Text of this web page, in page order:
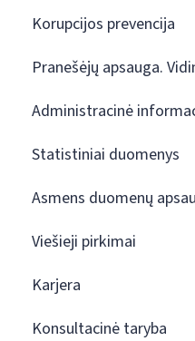
Korupcijos prevencija
Pranešėjų apsauga.
Administracinė
Statistiniai duomenys
Asmens duomenų
Viešieji pirkimai
Karjera
Konsultacinė taryba